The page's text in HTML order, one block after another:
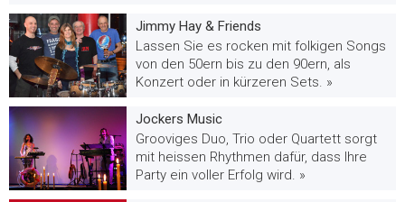
Jimmy Hay & Friends
Lassen Sie es rocken mit folkigen Songs
von den 50ern bis zu den 90ern, als
Konzert oder in kürzeren Sets. »
Jockers Music
Grooviges Duo, Trio oder Quartett sorgt
mit heissen Rhythmen dafür, dass Ihre
Party ein voller Erfolg wird. »